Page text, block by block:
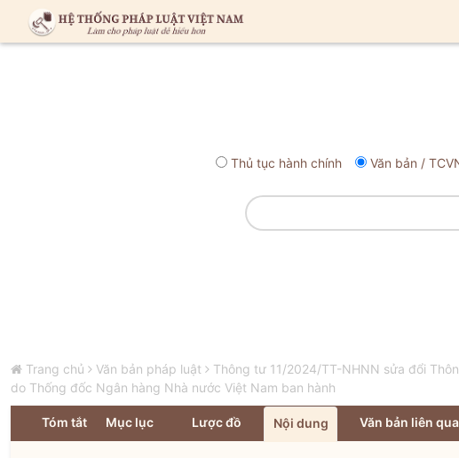
Thủ tục hành chính Văn bản /
Trang chủ Văn bản pháp luật
Thông tư 11/2024/TT-NHNN sửa đổi
do Thống đốc Ngân hàng Nhà nước Việt Nam ban hành
Tóm tắt Mục lục Lược đồ Nội dung Văn bản liên